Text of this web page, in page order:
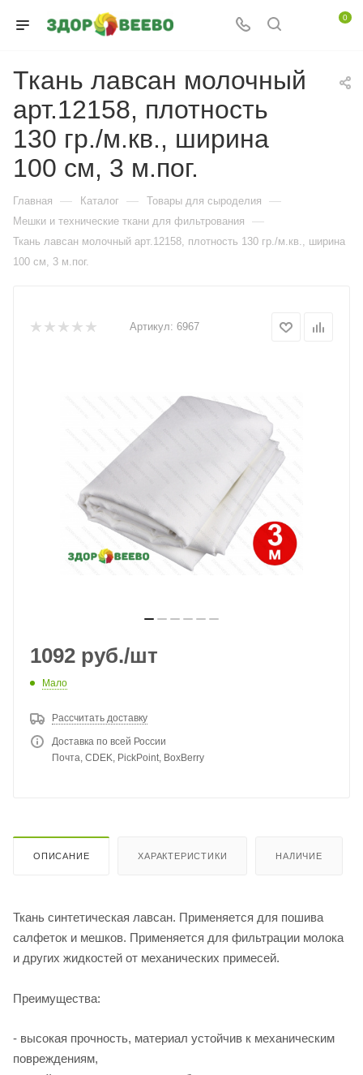
0
Ткань лавсан молочный
арт.12158, плотность
130 гр./м.кв., ширина
100 см, 3 м.пог.
Главная — Каталог — Товары для сыроделия —
Мешки и технические ткани для фильтрования —
Ткань лавсан молочный арт.12158, плотность 130 гр./м.кв., ширина
100 см, 3 м.пог.
Артикул: 6967
1092 руб./шт
Мало
Рассчитать доставку
Доставка по всей России
Почта, CDEK, PickPoint, BoxBerry
ОПИСАНИЕ ХАРАКТЕРИСТИКИ НАЛИЧИЕ
Ткань синтетическая лавсан. Применяется для пошива
салфеток и мешков. Применяется для фильтрации молока
и других жидкостей от механических примесей.
Преимущества:
- высокая прочность, материал устойчив к механическим
повреждениям,